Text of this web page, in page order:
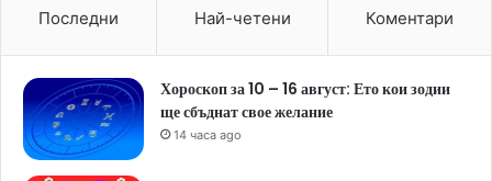
Последни Най-четени Коментари
Хороскоп за 10 – 16 август: Ето кои зодии
ще сбъднат свое желание
14 часа ago